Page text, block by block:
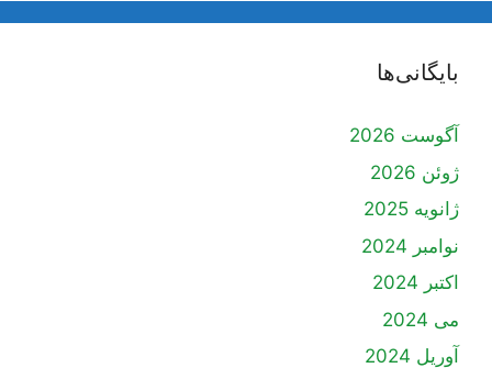
بایگانی‌ها
آگوست 2026
ژوئن 2026
ژانویه 2025
نوامبر 2024
اکتبر 2024
می 2024
آوریل 2024